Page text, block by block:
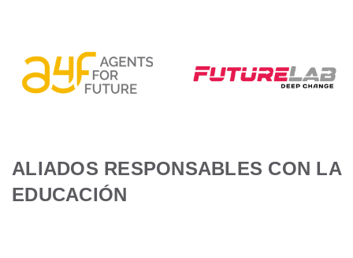
ALIADOS RESPONSABLES CON LA
EDUCACIÓN